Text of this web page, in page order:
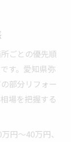
ごとの優先順
す。愛知県弥
部分リフォー
場を把握する
円～40万円、